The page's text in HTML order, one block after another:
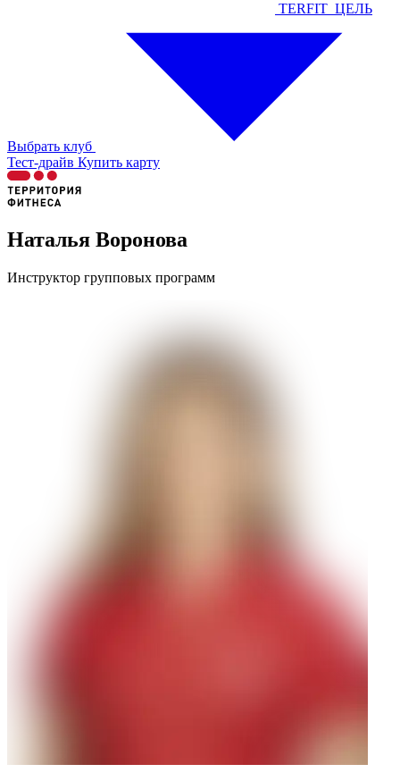
TERFIT_ЦЕЛЬ
Выбрать клуб
Тест-драйв Купить карту
Наталья Воронова
Инструктор групповых программ